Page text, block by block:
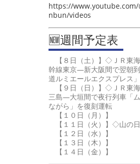
https://www.youtube.com/
nbun/videos
🆕週間予定表
【８日（土）】◇ＪＲ東
幹線東京―新大阪間で翌朝
道ルミエールエクスプレス
【９日（日）】◇ＪＲ東
三島―大垣間で夜行列車「
ながら」を復刻運転
【１０日（月）】
【１１日（火）】◇山の日
【１２日（水）】
【１３日（木）】
【１４日（金）】